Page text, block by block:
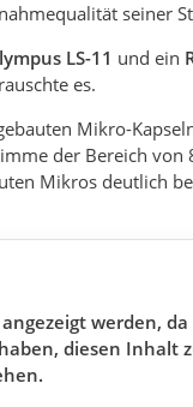
seiner
LS-11 und ein
es.
Mikro-
der Bereich
Mikros deutlich
werden, da
diesen Inhalt